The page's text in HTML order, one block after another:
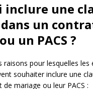
inclure une
un
un PACS ?
raisons pour lesquelles les
souhaiter inclure une
mariage ou leur PACS :